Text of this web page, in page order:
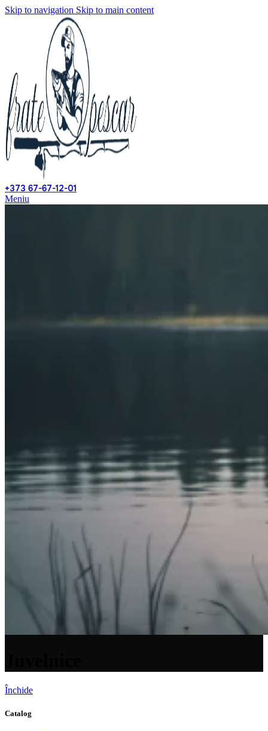
Skip to navigation Skip to main content
+373 67-67-12-01
Meniu
Închide
Catalog